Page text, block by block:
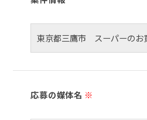
応募の媒体名 ※